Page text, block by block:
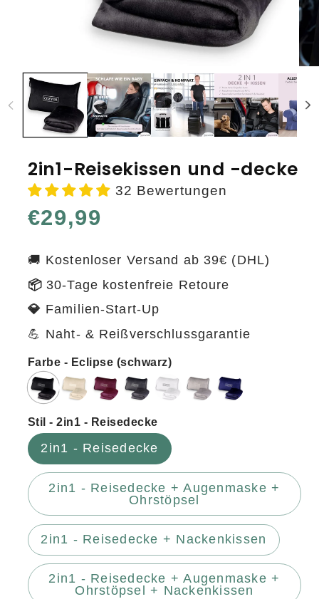
Medien
Modal
2in1-Reisekissen und -decke
32 Bewertungen
Normaler
€29,99
🚚 Kostenloser Versand ab 39€ (DHL)
📦30-Tage kostenfreie Retoure
💎 Familien-Start-Up
💪 Naht- & Reißverschlussgarantie
Farbe - Eclipse (schwarz)
Stil - 2in1 - Reisedecke
2in1 - Reisedecke
2in1 - Reisedecke + Augenmaske +
Ohrstöpsel
2in1 - Reisedecke + Nackenkissen
2in1 - Reisedecke + Augenmaske +
Ohrstöpsel + Nackenkissen